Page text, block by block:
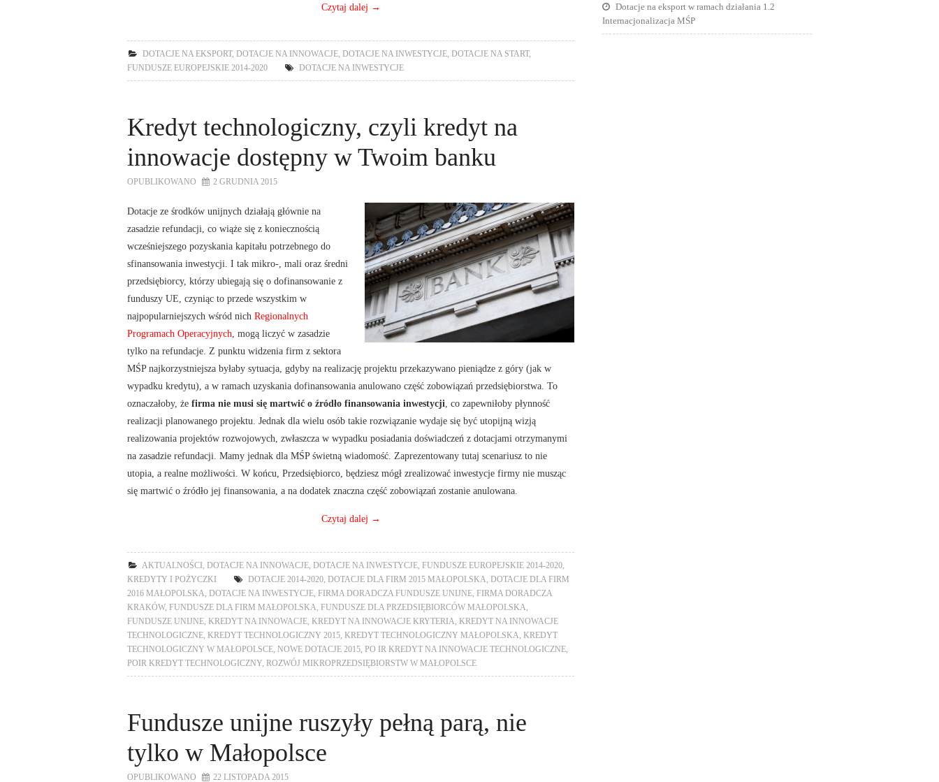
Czytaj dalej →
DOTACJE NA EKSPORT, DOTACJE NA INNOWACJE, DOTACJE NA INWESTYCJE, DOTACJE NA START,
FUNDUSZE EUROPEJSKIE 2014-2020
DOTACJE NA INWESTYCJE
Kredyt technologiczny, czyli kredyt na
innowacje dostępny w Twoim banku
OPUBLIKOWANO 2 GRUDNIA 2015
Dotacje ze środków unijnych działają głównie na
zasadzie refundacji, co wiąże się z koniecznością
wcześniejszego pozyskania kapitału potrzebnego do
sfinansowania inwestycji. I tak mikro-, mali oraz średni
przedsiębiorcy, którzy ubiegają się o dofinansowanie z
funduszy UE, czyniąc to przede wszystkim w
najpopularniejszych wśród nich Regionalnych
Programach Operacyjnych , mogą liczyć w zasadzie
tylko na refundacje. Z punktu widzenia firm z sektora
MŚP najkorzystniejsza byłaby sytuacja, gdyby na realizację projektu przekazywano pieniądze z góry (jak w
wypadku kredytu), a w ramach uzyskania dofinansowania anulowano część zobowiązań przedsiębiorstwa. To
oznaczałoby, że firma nie musi się martwić o źródło finansowania inwestycji , co zapewniłoby płynność
realizacji planowanego projektu. Jednak dla wielu osób takie rozwiązanie wydaje się być utopijną wizją
realizowania projektów rozwojowych, zwłaszcza w wypadku posiadania doświadczeń z dotacjami otrzymanymi
na zasadzie refundacji. Mamy jednak dla MŚP świetną wiadomość. Zaprezentowany tutaj scenariusz to nie
utopia, a realne możliwości. W końcu, Przedsiębiorco, będziesz mógł zrealizować inwestycje firmy nie musząc
się martwić o źródło jej finansowania, a na dodatek znaczna część zobowiązań zostanie anulowana.
Czytaj dalej →
AKTUALNOŚCI DOTACJE NA INNOWACJE, DOTACJE NA INWESTYCJE, FUNDUSZE EUROPEJSKIE 2014-2020,
KREDYTY I POŻYCZKI
DOTACJE 2014-2020, DOTACJE DLA FIRM 2015 MAŁOPOLSKA DOTACJE DLA FIRM
2016 MAŁOPOLSKA DOTACJE NA INWESTYCJE FIRMA DORADCZA FUNDUSZE UNIJNE FIRMA DORADCZA
KRAKÓW, FUNDUSZE DLA FIRM MAŁOPOLSKA FUNDUSZE DLA PRZEDSIĘBIORCÓW MAŁOPOLSKA
FUNDUSZE UNIJNE KREDYT NA INNOWACJE KREDYT NA INNOWACJE KRYTERIA KREDYT NA INNOWACJE
TECHNOLOGICZNE KREDYT TECHNOLOGICZNY 2015 KREDYT TECHNOLOGICZNY MAŁOPOLSKA KREDYT
TECHNOLOGICZNY W MAŁOPOLSCE NOWE DOTACJE 2015 PO IR KREDYT NA INNOWACJE TECHNOLOGICZNE
POIR KREDYT TECHNOLOGICZNY ROZWÓJ MIKROPRZEDSIĘBIORSTW W MAŁOPOLSCE
Fundusze unijne ruszyły pełną parą, nie
tylko w Małopolsce
OPUBLIKOWANO 22 LISTOPADA 2015
Dotacje na eksport w ramach działania 1.2
Internacjonalizacja MŚP